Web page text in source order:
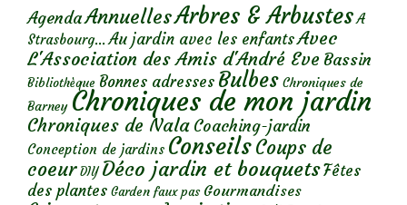
AgendaAnnuellesArbres & Arbustes A
Strasbourg... Au jardin avec les enfantsAvec
L'Association des Amis d'André Eve Bassin
Bibliothèque Bonnes adresses Bulbes Chroniques de
Barney Chroniques de mon jardin
Chroniques de Nala Coaching-jardin
Conception de jardins ConseilsCoups de
coeur DIY Déco jardin et bouquetsFêtes
des plantes Garden faux pas Gourmandises